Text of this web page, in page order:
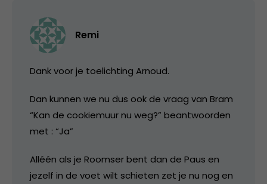
Remi
Dank voor je toelichting Arnoud.
Dan kunnen we nu dus ook de vraag van Bram
“Kan de cookiemuur nu weg?” beantwoorden
met : “Ja”
Alléén als je Roomser bent dan de Paus en
jezelf in de voet wilt schieten zet je nu nog en